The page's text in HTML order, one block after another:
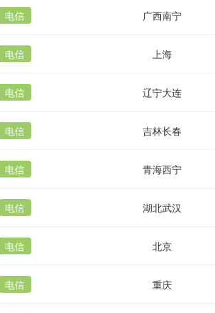
电信 广西南宁
电信 上海
电信 辽宁大连
电信 吉林长春
电信 青海西宁
电信 湖北武汉
电信 北京
电信 重庆